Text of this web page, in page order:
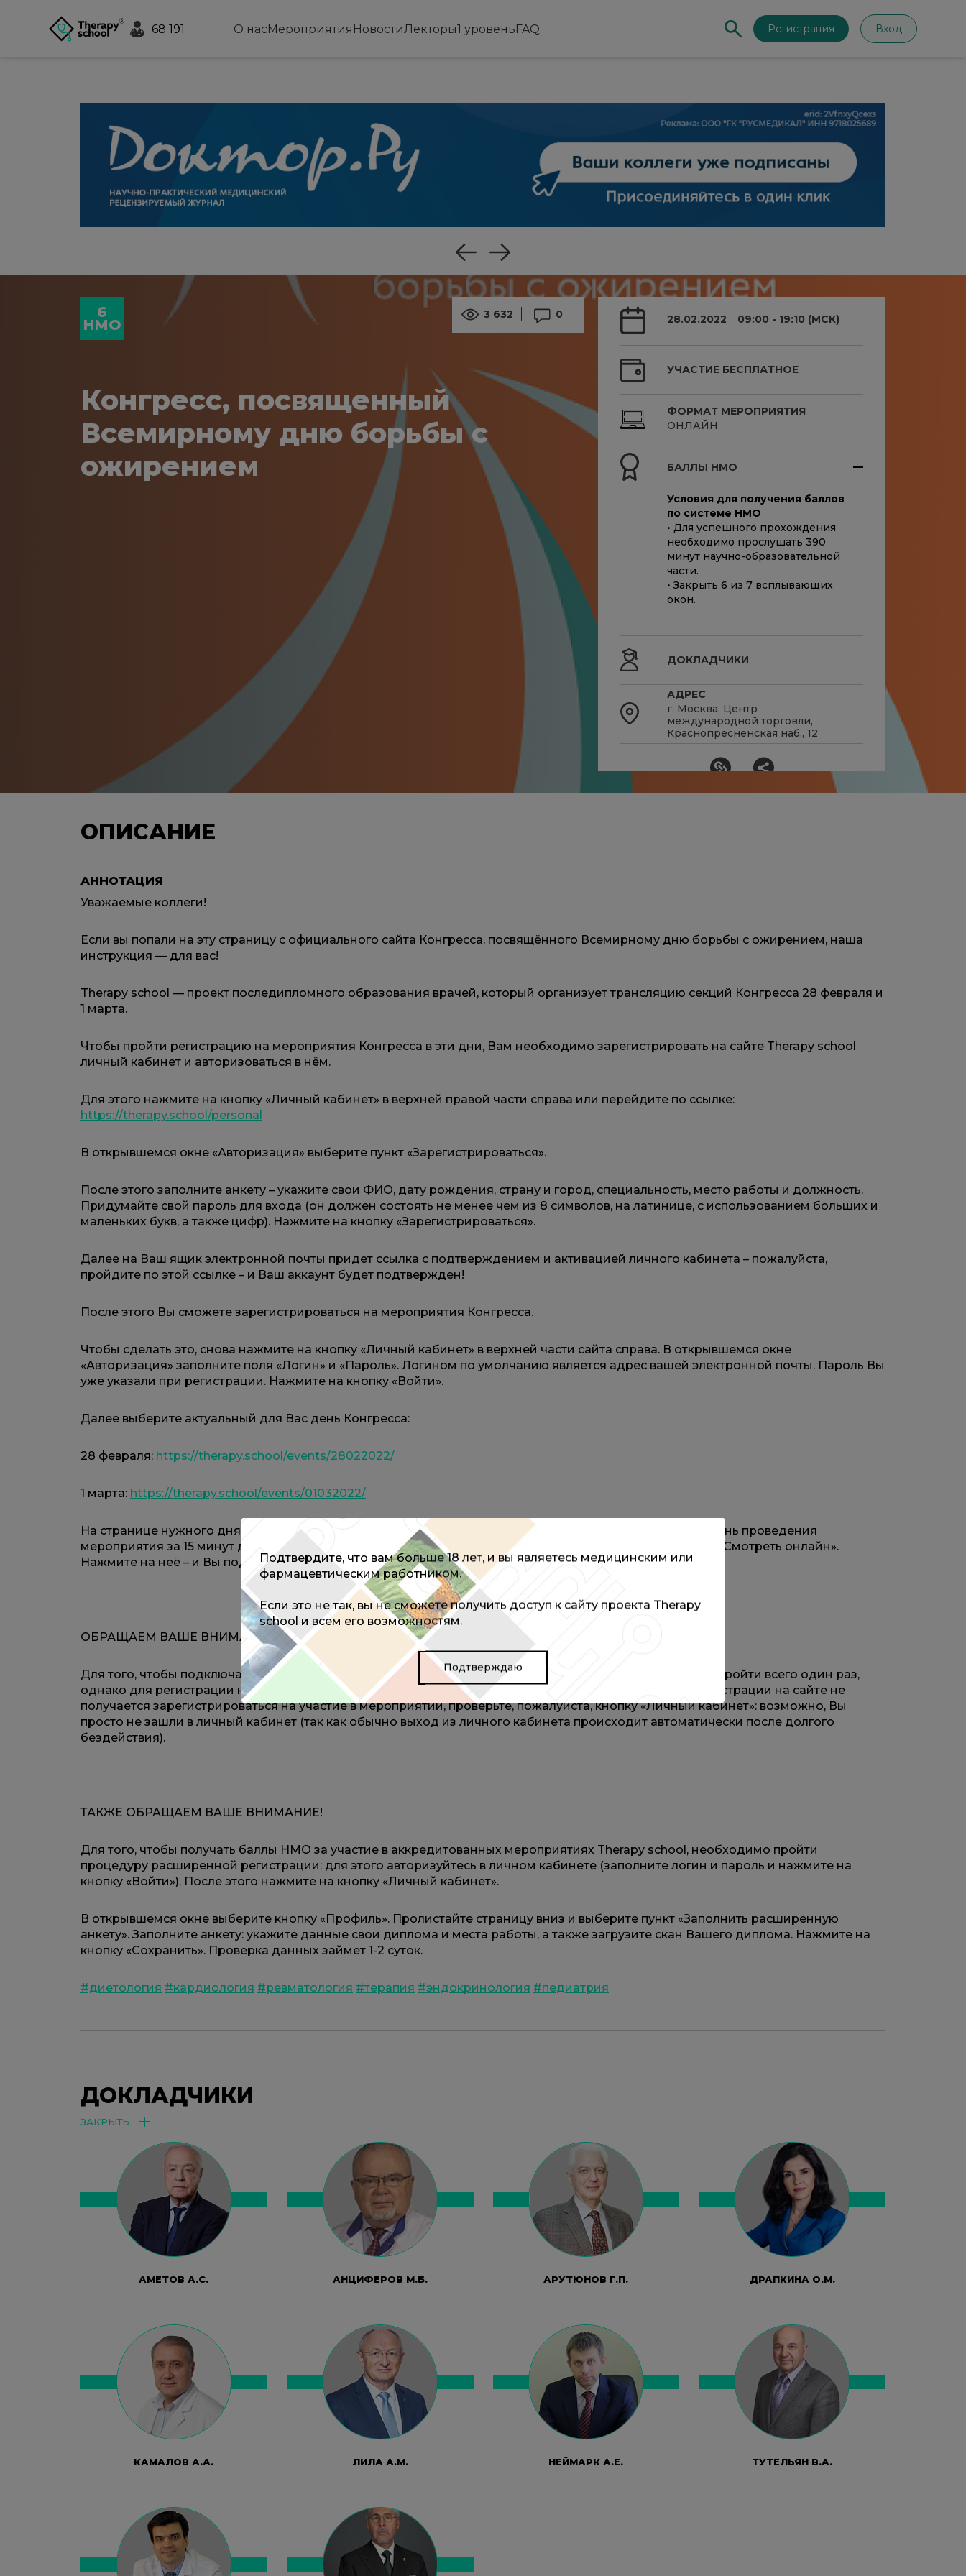
68 191 О насМероприятия НовостиЛекторы1 уровеньFAQ Регистрация Вход
6
НМО
3 632 0
Конгресс, посвященный
Всемирному дню борьбы с
ожирением
28.02.2022 09:00 - 19:10 (МСК)
УЧАСТИЕ БЕСПЛАТНОЕ
ФОРМАТ МЕРОПРИЯТИЯ
ОНЛАЙН
БАЛЛЫ НМО
Условия для получения баллов
по системе НМO
• Для успешного прохождения
необходимо прослушать 390
минут научно-образовательной
части.
• Закрыть 6 из 7 всплывающих
окон.
ДОКЛАДЧИКИ
АДРЕС
г. Москва, Центр
международной торговли,
Краснопресненская наб., 12
ОПИСАНИЕ
АННОТАЦИЯ
Уважаемые коллеги!
Если вы попали на эту страницу с официального сайта Конгресса, посвящённого Всемирному дню борьбы с ожирением, наша
инструкция — для вас!
Therapy school — проект последипломного образования врачей, который организует трансляцию секций Конгресса 28 февраля и
1 марта.
Чтобы пройти регистрацию на мероприятия Конгресса в эти дни, Вам необходимо зарегистрировать на сайте Therapy school
личный кабинет и авторизоваться в нём.
Для этого нажмите на кнопку «Личный кабинет» в верхней правой части справа или перейдите по ссылке:
https://therapy.school/personal
В открывшемся окне «Авторизация» выберите пункт «Зарегистрироваться».
После этого заполните анкету – укажите свои ФИО, дату рождения, страну и город, специальность, место работы и должность.
Придумайте свой пароль для входа (он должен состоять не менее чем из 8 символов, на латинице, с использованием больших и
маленьких букв, а также цифр). Нажмите на кнопку «Зарегистрироваться».
Далее на Ваш ящик электронной почты придет ссылка с подтверждением и активацией личного кабинета – пожалуйста,
пройдите по этой ссылке – и Ваш аккаунт будет подтвержден!
После этого Вы сможете зарегистрироваться на мероприятия Конгресса.
Чтобы сделать это, снова нажмите на кнопку «Личный кабинет» в верхней части сайта справа. В открывшемся окне
«Авторизация» заполните поля «Логин» и «Пароль». Логином по умолчанию является адрес вашей электронной почты. Пароль Вы
уже указали при регистрации. Нажмите на кнопку «Войти».
Далее выберите актуальный для Вас день Конгресса:
28 февраля: https://therapy.school/events/28022022/
1 марта: https://therapy.school/events/01032022/
На странице нужного дня нажмите на кнопку «Регистрация онлайн». Регистрация будет пройдена. В день проведения
мероприятия за 15 минут до его начала на странице мероприятия, на иллюстрации Вы увидите кнопку «Смотреть онлайн».
Нажмите на неё – и Вы подключитесь к трансляции.
ОБРАЩАЕМ ВАШЕ ВНИМАНИЕ!
Для того, чтобы подключаться к мероприятиям Therapy school, регистрацию в личном кабинете нужно пройти всего один раз,
однако для регистрации на мероприятие Вам нужно заходить в личный кабинет. Если у Вас после регистрации на сайте не
получается зарегистрироваться на участие в мероприятии, проверьте, пожалуйста, кнопку «Личный кабинет»: возможно, Вы
просто не зашли в личный кабинет (так как обычно выход из личного кабинета происходит автоматически после долгого
бездействия).
ТАКЖЕ ОБРАЩАЕМ ВАШЕ ВНИМАНИЕ!
Для того, чтобы получать баллы НМО за участие в аккредитованных мероприятиях Therapy school, необходимо пройти
процедуру расширенной регистрации: для этого авторизуйтесь в личном кабинете (заполните логин и пароль и нажмите на
кнопку «Войти»). После этого нажмите на кнопку «Личный кабинет».
В открывшемся окне выберите кнопку «Профиль». Пролистайте страницу вниз и выберите пункт «Заполнить расширенную
анкету». Заполните анкету: укажите данные свои диплома и места работы, а также загрузите скан Вашего диплома. Нажмите на
кнопку «Сохранить». Проверка данных займет 1-2 суток.
#диетология #кардиология #ревматология #терапия #эндокринология #педиатрия
ДОКЛАДЧИКИ
ЗАКРЫТЬ
АМЕТОВ А.С. АНЦИФЕРОВ М.Б. АРУТЮНОВ Г.П. ДРАПКИНА О.М.
КАМАЛОВ А.А. ЛИЛА А.М. НЕЙМАРК А.Е. ТУТЕЛЬЯН В.А.
Подтвердите, что вам больше 18 лет, и вы являетесь медицинским или
фармацевтическим работником.
Если это не так, вы не сможете получить доступ к сайту проекта Therapy
school и всем его возможностям.
Подтверждаю